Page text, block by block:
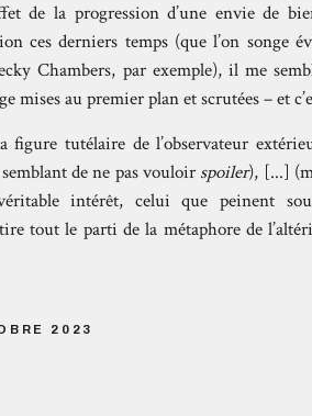
de la progression d’une envie de
ces derniers temps (que l’on songe
Chambers, par exemple), il me
mises au premier plan et scrutées – et
figure tutélaire de l’observateur
de ne pas vouloir spoiler), [...]
intérêt, celui que peinent
tout le parti de la métaphore de
2023